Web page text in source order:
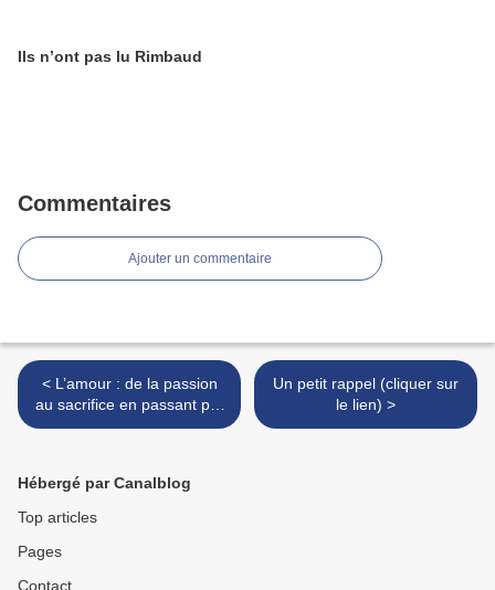
Ils n’ont pas lu Rimbaud
Commentaires
Ajouter un commentaire
< L’amour : de la passion
au sacrifice en passant par
la réjouissance !
Un petit rappel (cliquer sur
le lien) >
Hébergé par Canalblog
Top articles
Pages
Contact